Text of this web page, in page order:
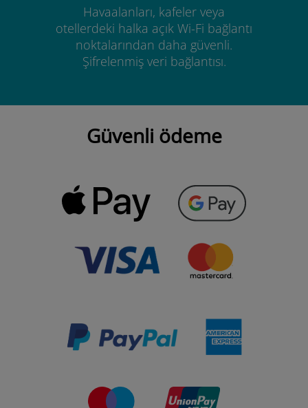
Havaalanları, kafeler veya
otellerdeki halka açık Wi-Fi bağlantı
noktalarından daha güvenli.
Şifrelenmiş veri bağlantısı.
Güvenli ödeme